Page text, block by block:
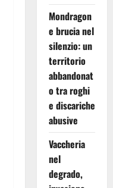
Mondragon
e brucia nel
silenzio: un
territorio
abbandonat
o tra roghi
e discariche
abusive
Vaccheria
nel
degrado,